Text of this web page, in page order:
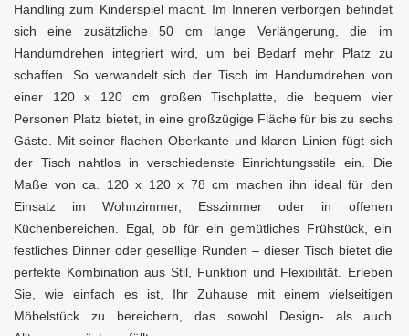
Handling zum Kinderspiel macht. Im Inneren verborgen befindet
sich eine zusätzliche 50 cm lange Verlängerung, die im
Handumdrehen integriert wird, um bei Bedarf mehr Platz zu
schaffen. So verwandelt sich der Tisch im Handumdrehen von
einer 120 x 120 cm großen Tischplatte, die bequem vier
Personen Platz bietet, in eine großzügige Fläche für bis zu sechs
Gäste. Mit seiner flachen Oberkante und klaren Linien fügt sich
der Tisch nahtlos in verschiedenste Einrichtungsstile ein. Die
Maße von ca. 120 x 120 x 78 cm machen ihn ideal für den
Einsatz im Wohnzimmer, Esszimmer oder in offenen
Küchenbereichen. Egal, ob für ein gemütliches Frühstück, ein
festliches Dinner oder gesellige Runden – dieser Tisch bietet die
perfekte Kombination aus Stil, Funktion und Flexibilität. Erleben
Sie, wie einfach es ist, Ihr Zuhause mit einem vielseitigen
Möbelstück zu bereichern, das sowohl Design- als auch